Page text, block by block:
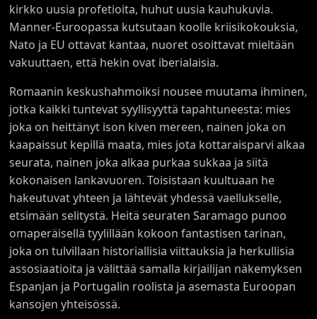
kirkko uusia profetioita, huhut uusia kauhukuvia.
Manner-Euroopassa kutsutaan koolle kriisikokouksia,
Nato ja EU ottavat kantaa, nuoret osoittavat mieltään
vakuuttaen, että hekin ovat iberialaisia.
Romaanin keskushahmoiksi nousee muutama ihminen,
jotka kaikki tuntevat syyllisyyttä tapahtuneesta: mies
joka on heittänyt ison kiven mereen, nainen joka on
kaapaissut kepillä maata, mies jota kottaraisparvi alkaa
seurata, nainen joka alkaa purkaa sukkaa ja siitä
kokonaisen lankavuoren. Toisistaan kuultuaan he
hakeutuvat yhteen ja lähtevät yhdessä vaellukselle,
etsimään selitystä. Heitä seuraten Saramago punoo
omaperäisellä tyylillään kokoon fantastisen tarinan,
joka on tulvillaan historiallisia viittauksia ja herkullisia
assosiaatioita ja välittää samalla kirjailijan näkemyksen
Espanjan ja Portugalin roolista ja asemasta Euroopan
kansojen yhteisössä.